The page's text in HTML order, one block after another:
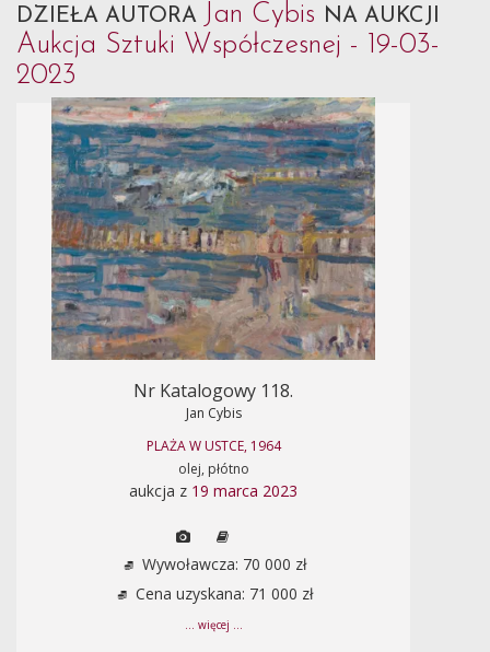
DZIEŁA AUTORA Jan Cybis NA AUKCJI
Aukcja Sztuki Współczesnej - 19-03-
2023
Nr Katalogowy 118.
Jan Cybis
PLAŻA W USTCE, 1964
olej, płótno
aukcja z 19 marca 2023
Wywoławcza: 70 000 zł
Cena uzyskana: 71 000 zł
... więcej ...